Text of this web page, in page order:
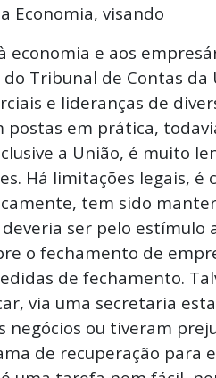
Economia, visando
e aos
Tribunal de Contas da
e lideranças de
em prática,
a União, é muito
Há limitações legais, é
tem sido
ser pelo estímulo
o fechamento de
de fechamento.
via uma secretaria
negócios ou tiveram
de recuperação para